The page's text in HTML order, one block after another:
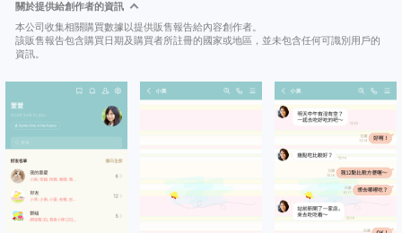
關於提供給創作者的資訊
本公司收集相關購買數據以提供販售報告給內容創作者。
該販售報告包含購買日期及購買者所註冊的國家或地區，並未包含任何可識別用戶的
資訊。